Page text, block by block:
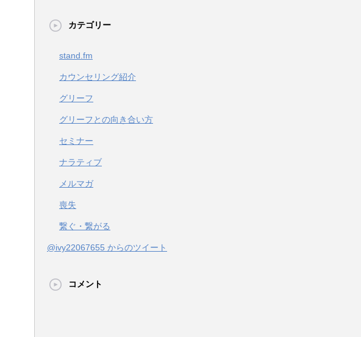
カテゴリー
stand.fm
カウンセリング紹介
グリーフ
グリーフとの向き合い方
セミナー
ナラティブ
メルマガ
喪失
繋ぐ・繋がる
@ivy22067655 からのツイート
コメント